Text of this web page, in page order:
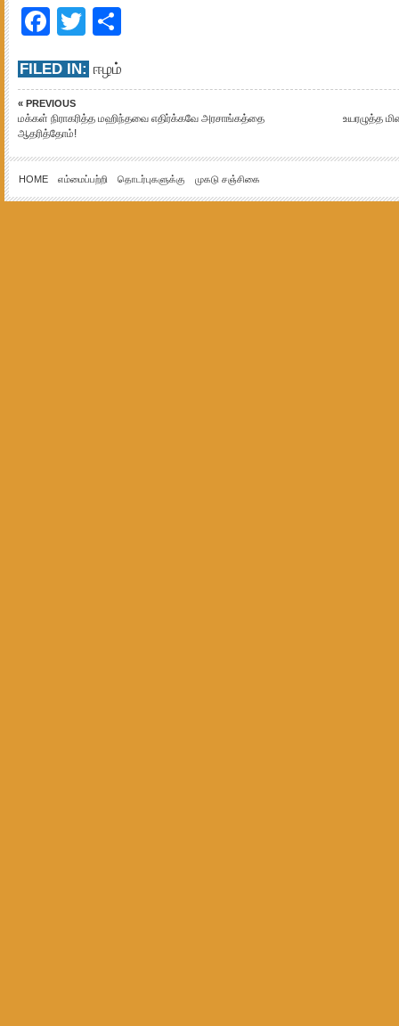
Facebook
Twitter
FILED IN: ஈழம்
« PREVIOUS
மக்கள் நிராகரித்த மஹிந்தவை எதிர்க்கவே அரசாங்கத்தை
ஆதரித்தோம்!
உயரழுத்த
HOME எம்மைப்பற்றி தொடர்புகளுக்கு முகடு சஞ்சிகை